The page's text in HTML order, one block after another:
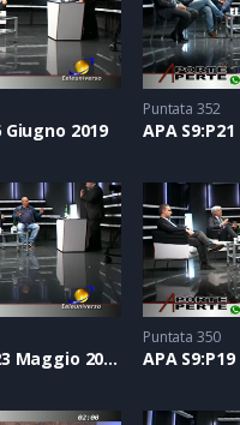
Giugno 2019
Puntata 352
APA S9:P20 – 23 Maggio 2019
Puntata 350